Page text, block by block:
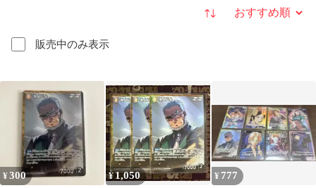
販売中のみ表示
並び替え
¥300 ¥1,050 ¥ 777